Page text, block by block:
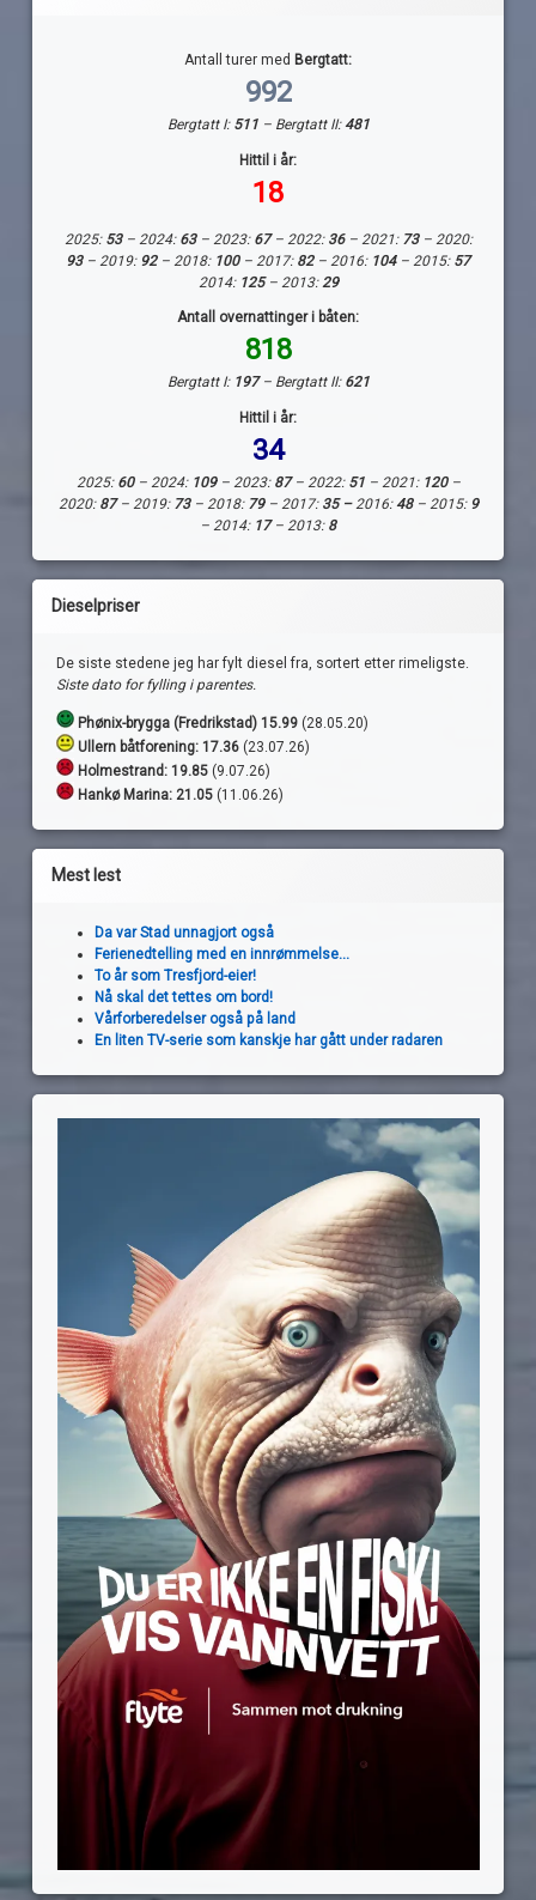
Antall turer med Bergtatt:
992
Bergtatt I: 511 – Bergtatt II:481
Hittil i år:
18
2025: 53– 2024:63– 2023: 67– 2022: 36– 2021: 73– 2020:
93– 2019: 92– 2018: 100 – 2017: 82– 2016: 104– 2015: 57
2014: 125– 2013: 29
Antall overnattinger i båten:
818
Bergtatt I: 197– Bergtatt II: 621
Hittil i år:
34
2025: 60– 2024: 109– 2023: 87– 2022: 51– 2021: 120–
2020: 87– 2019: 73– 2018: 79– 2017: 35 –2016:48– 2015: 9
– 2014: 17– 2013: 8
Dieselpriser
De siste stedene jeg har fylt diesel fra, sortert etter rimeligste.
Siste dato for fylling i parentes.
Phønix-brygga (Fredrikstad) 15.99 (28.05.20)
Ullern båtforening: 17.36 (23.07.26)
Holmestrand: 19.85 (9.07.26)
Hankø Marina: 21.05 (11.06.26)
Mest lest
Da var Stad unnagjort også
Ferienedtelling med en innrømmelse...
To år som Tresfjord-eier!
Nå skal det tettes om bord!
Vårforberedelser også på land
En liten TV-serie som kanskje har gått under radaren